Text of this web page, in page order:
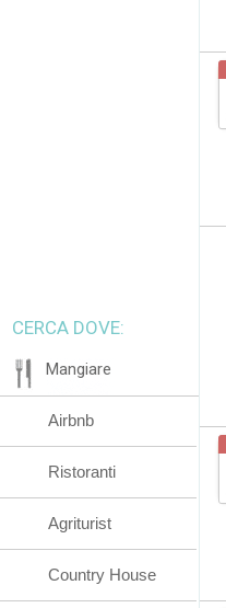
CERCA DOVE:
Mangiare
Airbnb
Ristoranti
Agriturist
Country House